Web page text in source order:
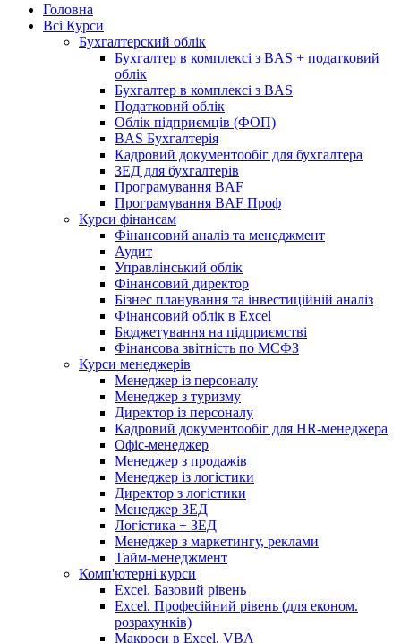
Головна
Всі Курси
Бухгалтерский облік
Бухгалтер в комплексі з BAS + податковий
облік
Бухгалтер в комплексі з BAS
Податковий облік
Облік підприємців (ФОП)
BAS Бухгалтерія
Кадровий документообіг для бухгалтера
ЗЕД для бухгалтерів
Програмування BAF
Програмування BAF Проф
Курси фінансам
Фінансовий аналіз та менеджмент
Аудит
Управлінський облік
Фінансовий директор
Бізнес планування та інвестиційній аналіз
Фінансовий облiк в Excel
Бюджетування на підприємстві
Фінансова звітність по МСФЗ
Курси менеджерів
Менеджер із персоналу
Менеджер з туризму
Директор iз персоналу
Кадровий документообіг для HR-менеджера
Офіс-менеджер
Менеджер з продажів
Менеджер із логістики
Директор з логістики
Менеджер ЗEД
Логістика + ЗЕД
Менеджер з маркетингу, реклами
Тайм-менеджмент
Комп'ютерні курси
Excel. Базовий рівень
Excel. Професійний рівень (для економ.
розрахунків)
Макроси в Excel. VBA